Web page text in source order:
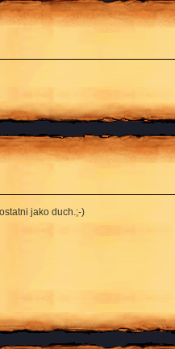
jako duch.;-)